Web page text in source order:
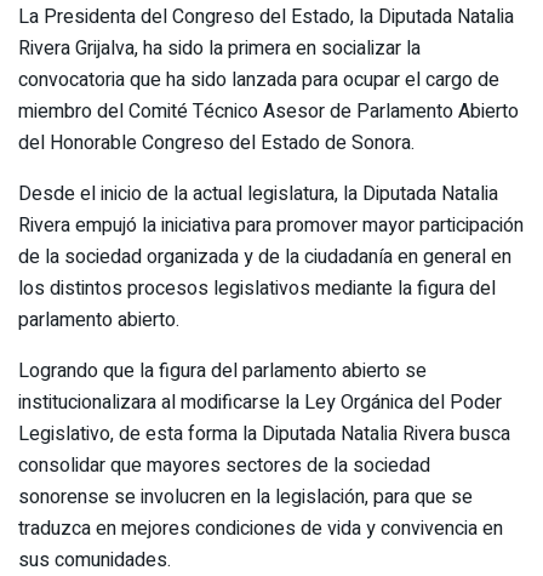
La Presidenta del Congreso del Estado, la Diputada Natalia
Rivera Grijalva, ha sido la primera en socializar la
convocatoria que ha sido lanzada para ocupar el cargo de
miembro del Comité Técnico Asesor de Parlamento Abierto
del Honorable Congreso del Estado de Sonora.
Desde el inicio de la actual legislatura, la Diputada Natalia
Rivera empujó la iniciativa para promover mayor participación
de la sociedad organizada y de la ciudadanía en general en
los distintos procesos legislativos mediante la figura del
parlamento abierto.
Logrando que la figura del parlamento abierto se
institucionalizara al modificarse la Ley Orgánica del Poder
Legislativo, de esta forma la Diputada Natalia Rivera busca
consolidar que mayores sectores de la sociedad
sonorense se involucren en la legislación, para que se
traduzca en mejores condiciones de vida y convivencia en
sus comunidades.